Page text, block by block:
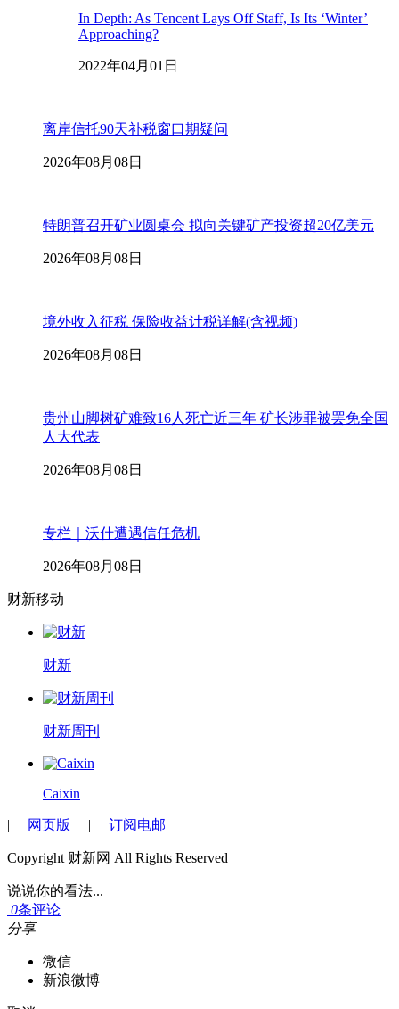
In Depth: As Tencent Lays Off Staff, Is Its ‘Winter’
Approaching?
2022年04月01日
离岸信托90天补税窗口期疑问
2026年08月08日
特朗普召开矿业圆桌会 拟向关键矿产投资超20亿美元
2026年08月08日
境外收入征税 保险收益计税详解(含视频)
2026年08月08日
贵州山脚树矿难致16人死亡近三年 矿长涉罪被罢免全国
人大代表
2026年08月08日
专栏｜沃什遭遇信任危机
2026年08月08日
财新移动
财新
财新周刊
Caixin
| 网页版 | 订阅电邮
Copyright 财新网 All Rights Reserved
说说你的看法...
0条评论
分享
微信
新浪微博